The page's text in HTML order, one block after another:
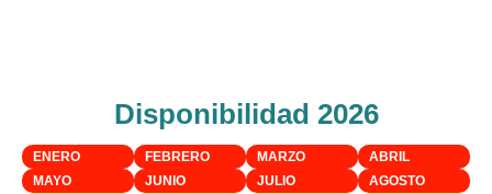
Disponibilidad 2026
ENERO FEBRERO MARZO
ABRIL
MAYO
JUNIO JULIO
AGOSTO